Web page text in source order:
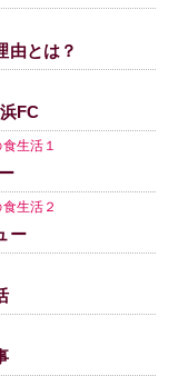
由とは？
FC
生活１
生活２
ー